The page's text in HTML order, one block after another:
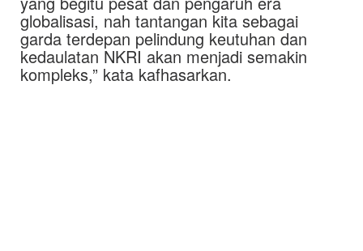
globalisasi, nah tantangan kita sebagai
garda terdepan pelindung keutuhan dan
kedaulatan NKRI akan menjadi semakin
kompleks,” kata kafhasarkan.